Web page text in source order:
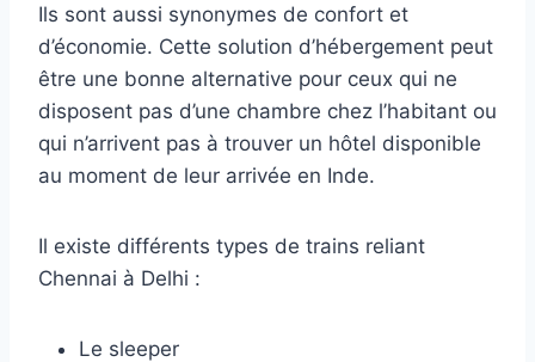
Ils sont aussi synonymes de confort et
d’économie. Cette solution d’hébergement peut
être une bonne alternative pour ceux qui ne
disposent pas d’une chambre chez l’habitant ou
qui n’arrivent pas à trouver un hôtel disponible
au moment de leur arrivée en Inde.
Il existe différents types de trains reliant
Chennai à Delhi :
Le sleeper